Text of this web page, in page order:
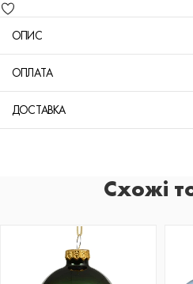
ОПИС
ОПЛАТА
ДОСТАВКА
Схожі